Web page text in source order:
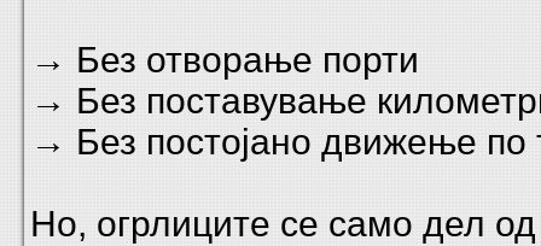
→ Без отворање порти
→ Без поставување
→ Без постојано движење по
Но, огрлиците се само дел